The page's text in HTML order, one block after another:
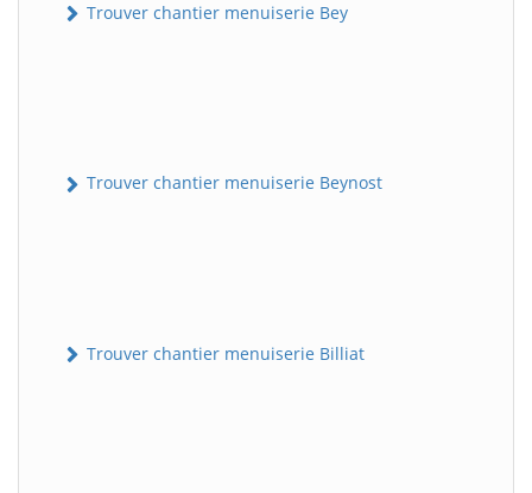
Trouver chantier menuiserie Bey
Trouver chantier menuiserie Beynost
Trouver chantier menuiserie Billiat